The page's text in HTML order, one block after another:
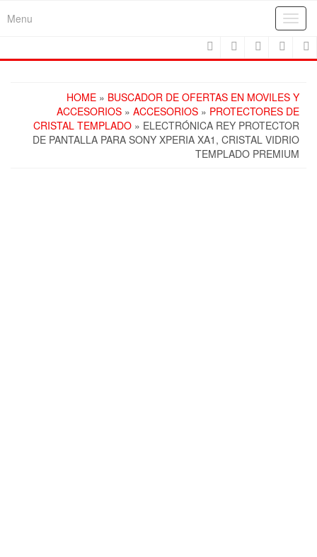
Menu
HOME » BUSCADOR DE OFERTAS EN MOVILES Y
ACCESORIOS » ACCESORIOS » PROTECTORES DE
CRISTAL TEMPLADO » ELECTRÓNICA REY PROTECTOR
DE PANTALLA PARA SONY XPERIA XA1, CRISTAL VIDRIO
TEMPLADO PREMIUM